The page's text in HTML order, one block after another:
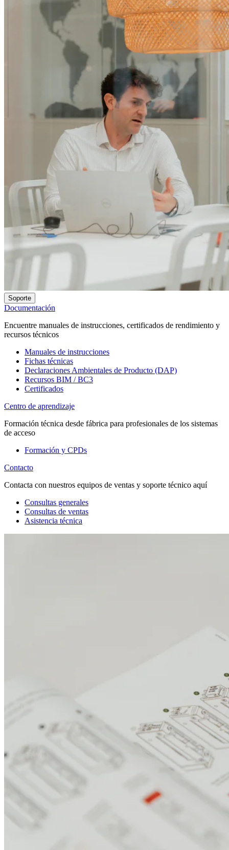
Soporte
Documentación
Encuentre manuales de instrucciones, certificados de rendimiento y
recursos técnicos
Manuales de instrucciones
Fichas técnicas
Declaraciones Ambientales de Producto (DAP)
Recursos BIM / BC3
Certificados
Centro de aprendizaje
Formación técnica desde fábrica para profesionales de los sistemas
de acceso
Formación y CPDs
Contacto
Contacta con nuestros equipos de ventas y soporte técnico aquí
Consultas generales
Consultas de ventas
Asistencia técnica